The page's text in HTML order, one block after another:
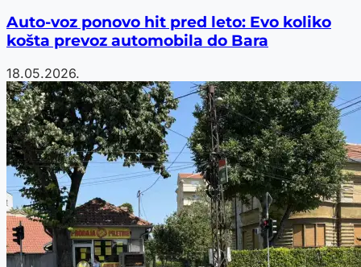
Auto-voz ponovo hit pred leto: Evo koliko
košta prevoz automobila do Bara
18.05.2026.